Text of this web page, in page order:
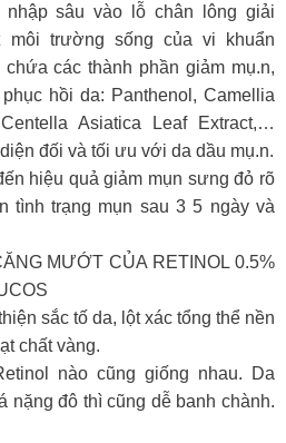
nhập sâu vào lỗ chân lông giải
môi trường sống của vi khuẩn
các thành phần giảm mụ.n,
hồi da: Panthenol, Camellia
Asiatica Leaf Extract,…
đối và tối ưu với da dầu mụ.n.
hiệu quả giảm mụn sưng đỏ rõ
tình trạng mụn sau 3 5 ngày và
MƯỚT CỦA RETINOL 0.5%
sắc tố da, lột xác tổng thể nền
chất vàng.
nào cũng giống nhau. Da
nặng đô thì cũng dễ banh chành.